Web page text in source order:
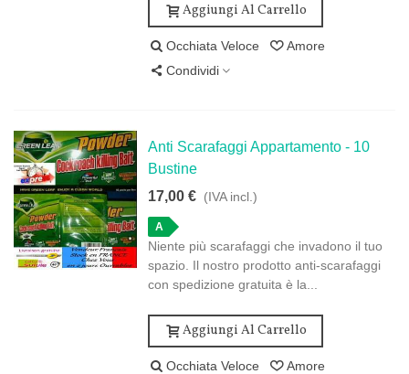
Aggiungi Al Carrello
Occhiata Veloce
Amore
Condividi
Anti Scarafaggi Appartamento - 10
Bustine
17,00 € (IVA incl.)
A
Niente più scarafaggi che invadono il tuo
spazio. Il nostro prodotto anti-scarafaggi
con spedizione gratuita è la...
Aggiungi Al Carrello
Occhiata Veloce
Amore